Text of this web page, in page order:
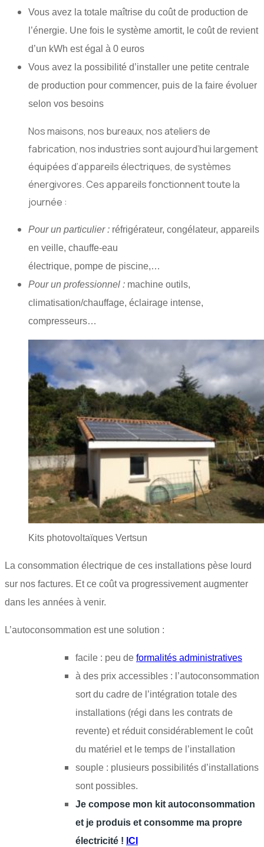
Vous avez la totale maîtrise du coût de production de
l’énergie. Une fois le système amortit, le coût de revient
d’un kWh est égal à 0 euros
Vous avez la possibilité d’installer une petite centrale
de production pour commencer, puis de la faire évoluer
selon vos besoins
Nos maisons, nos bureaux, nos ateliers de
fabrication, nos industries sont aujourd’hui largement
équipées d’appareils électriques, de systèmes
énergivores. Ces appareils fonctionnent toute la
journée :
Pour un particulier : réfrigérateur, congélateur, appareils
en veille, chauffe-eau
électrique, pompe de piscine,…
Pour un professionnel : machine outils,
climatisation/chauffage, éclairage intense,
compresseurs…
Kits photovoltaïques Vertsun
La consommation électrique de ces installations pèse lourd
sur nos factures. Et ce coût va progressivement augmenter
dans les années à venir.
L’autoconsommation est une solution :
facile : peu de formalités administratives
à des prix accessibles : l’autoconsommation
sort du cadre de l’intégration totale des
installations (régi dans les contrats de
revente) et réduit considérablement le coût
du matériel et le temps de l’installation
souple : plusieurs possibilités d’installations
sont possibles.
Je compose mon kit autoconsommation
et je produis et consomme ma propre
électricité ! ICI